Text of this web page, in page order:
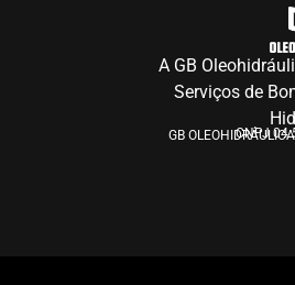
A GB
Serviços de
GB CNPJ